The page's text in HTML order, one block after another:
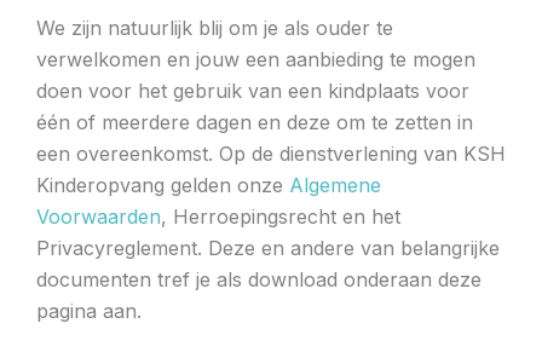
We zijn natuurlijk blij om je als ouder te
verwelkomen en jouw een aanbieding te mogen
doen voor het gebruik van een kindplaats voor
één of meerdere dagen en deze om te zetten in
een overeenkomst. Op de dienstverlening van KSH
Kinderopvang gelden onze Algemene
Voorwaarden, Herroepingsrecht en het
Privacyreglement. Deze en andere van belangrijke
documenten tref je als download onderaan deze
pagina aan.